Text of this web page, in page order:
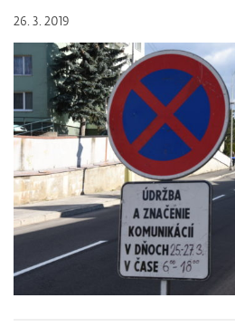
26. 3. 2019